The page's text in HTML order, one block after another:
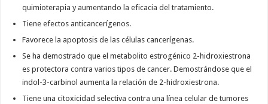
quimioterapia y aumentando la eficacia del tratamiento.
Tiene efectos anticancerígenos.
Favorece la apoptosis de las células cancerígenas.
Se ha demostrado que el metabolito estrogénico 2-hidroxiestrona
es protectora contra varios tipos de cancer. Demostrándose que el
indol-3-carbinol aumenta la relación de 2-hidroxiestrona.
Tiene una citoxicidad selectiva contra una línea celular de tumores